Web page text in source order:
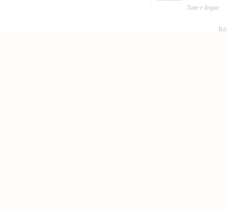
Tutte e lingue